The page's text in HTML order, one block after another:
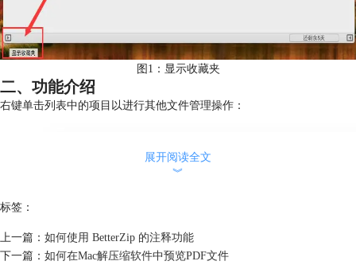
图1：显示收藏夹
二、功能介绍
右键单击列表中的项目以进行其他文件管理操作：
展开阅读全文
︾
标签：
上一篇： 如何使用 BetterZip 的注释功能
下一篇： 如何在Mac解压缩软件中预览PDF文件